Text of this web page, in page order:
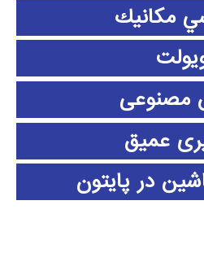
مكانيك
عمیق
در پایتون